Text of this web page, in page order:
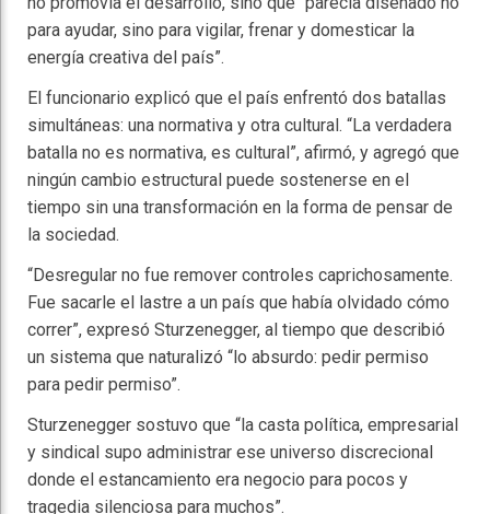
para ayudar, sino para vigilar, frenar y domesticar la
energía creativa del país”.
El funcionario explicó que el país enfrentó dos batallas
simultáneas: una normativa y otra cultural. “La verdadera
batalla no es normativa, es cultural”, afirmó, y agregó que
ningún cambio estructural puede sostenerse en el
tiempo sin una transformación en la forma de pensar de
la sociedad.
“Desregular no fue remover controles caprichosamente.
Fue sacarle el lastre a un país que había olvidado cómo
correr”, expresó Sturzenegger, al tiempo que describió
un sistema que naturalizó “lo absurdo: pedir permiso
para pedir permiso”.
Sturzenegger sostuvo que “la casta política, empresarial
y sindical supo administrar ese universo discrecional
donde el estancamiento era negocio para pocos y
tragedia silenciosa para muchos”.